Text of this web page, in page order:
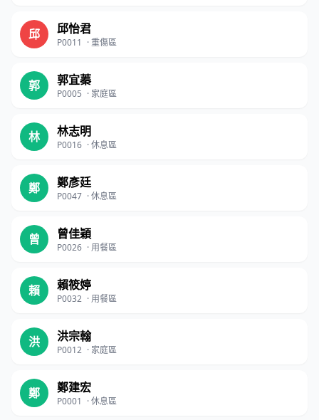
邱 邱怡君
P0011 ·重傷區
郭 郭宜蓁
P0005 · 家庭區
林 林志明
P0016 ·休息區
鄭 鄭彥廷
P0047 ·休息區
曾 曾佳穎
P0026 · 用餐區
賴 賴筱婷
P0032 · 用餐區
洪 洪宗翰
P0012 · 家庭區
鄭 鄭建宏
P0001 ·休息區